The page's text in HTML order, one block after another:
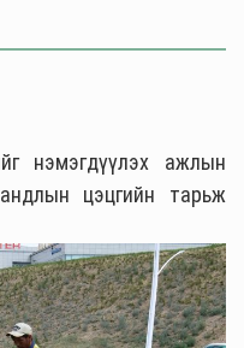
нэмэгдүүлэх ажлын
цэцгийн тарьж